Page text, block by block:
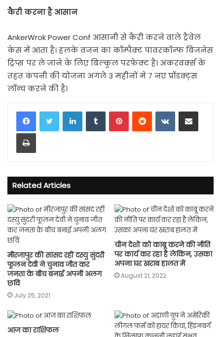
कैरी करना है आसान
AnkerWrok Power Conf आसानी से कैरी करने वाले ट्रैवेल
केस में आता है। हलके वजन का कॉम्पैक्ट पावरकॉन्‍फ बिजनेस
ट्रिप्स पर ले जाने के लिए बिल्कुल परफेक्ट है। अंकरवर्क्स के
तहत कंपनी की योजना अगले 3 महीनों मे 7 नए प्रॉडक्ट्स
लॉन्च करने की है।
LinkedInTumblrPinterestReddit VKontakteShare via Email
Print
Related Articles
मीरजापुर की सांसद रहीं दस्यु सुंदरी
फूलन देवी ने चुनाव जीत कर
जनता के बीच बनाई अपनी अलग
छवि
July 25, 2021
चीन देशों को काबू करने की नीति
पर कार्य कर रहा है लेकिन, उसका
अपना घर खराब हालत में
August 21, 2022
आज का राशिफल